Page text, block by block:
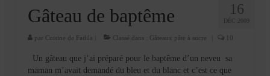
16
DÉC 2009
Gâteau de baptême
par Cuisine de Fadila Classé dans : Gâteaux pâte à sucre 10
Un gâteau que j’ai préparé pour le baptême d’un neveu sa
maman m’avait demandé du bleu et du blanc et c’est ce que